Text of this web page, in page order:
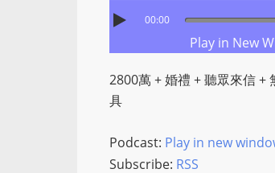
00:00
Play in New
2800萬 + 婚禮 + 聽眾來信 +
具
Podcast: Play in new
Subscribe: RSS